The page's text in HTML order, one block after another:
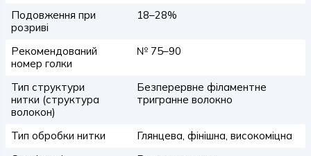
Подовження при
розриві
18–28%
Рекомендований
номер голки
№ 75–90
Тип структури
нитки (структура
волокон)
Безперервне філаментне
тригранне волокно
Тип обробки нитки
Глянцева, фінішна, високоміцна